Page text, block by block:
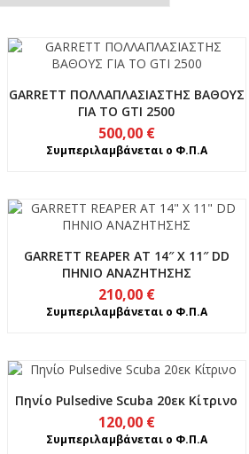
GARRETT ΠΟΛΛΑΠΛΑΣΙΑΣΤΗΣ ΒΑΘΟΥΣ
ΓΙΑ ΤΟ GTI 2500
500,00 €
Συμπεριλαμβάνεται ο Φ.Π.Α
GARRETT REAPER AT 14″ X 11″ DD
ΠΗΝΙΟ ΑΝΑΖΗΤΗΣΗΣ
210,00 €
Συμπεριλαμβάνεται ο Φ.Π.Α
Πηνίο Pulsedive Scuba 20εκ Κίτρινο
120,00 €
Συμπεριλαμβάνεται ο Φ.Π.Α